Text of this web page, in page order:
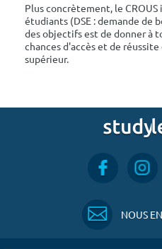
Plus concrètement, le
étudiants (DSE : demande de
des objectifs est de donner à
chances d'accès et de
supérieur.
NOUS